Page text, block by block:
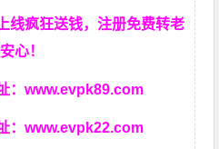
线疯狂送钱，注册免费转老
心！
：www.evpk89.com
：www.evpk22.com